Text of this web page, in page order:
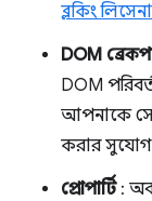
ব্লকিং
DOM
DOM
আপনাকে
করার সুযোগ
প্রোপার্টি: